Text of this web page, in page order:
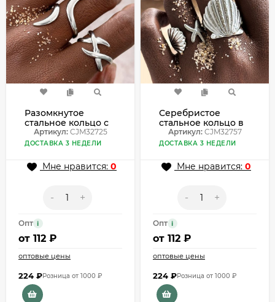
Разомкнутое
стальное кольцо с
перекрещенными
линиями CJM32725
Артикул:CJM32725
ДОСТАВКА 3 НЕДЕЛИ
Мне нравится: 0
- +
Опт i
от 112 ₽
оптовые цены
224 ₽Розница от 1000 ₽
Серебристое
стальное кольцо в
форме морской
звезды CJM32757
Артикул:CJM32757
ДОСТАВКА 3 НЕДЕЛИ
Мне нравится: 0
- +
Опт i
от 112 ₽
оптовые цены
224 ₽Розница от 1000 ₽